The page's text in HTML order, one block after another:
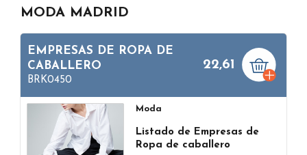
MODA MADRID
EMPRESAS DE ROPA DE
CABALLERO
BRK0450
22,61
Moda
Listado de Empresas de
Ropa de caballero